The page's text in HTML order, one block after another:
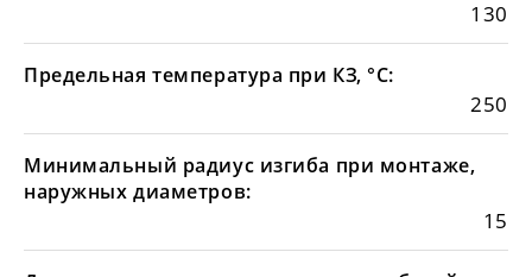
130
Предельная температура при КЗ, °С:
250
Минимальный радиус изгиба при монтаже,
наружных диаметров:
15